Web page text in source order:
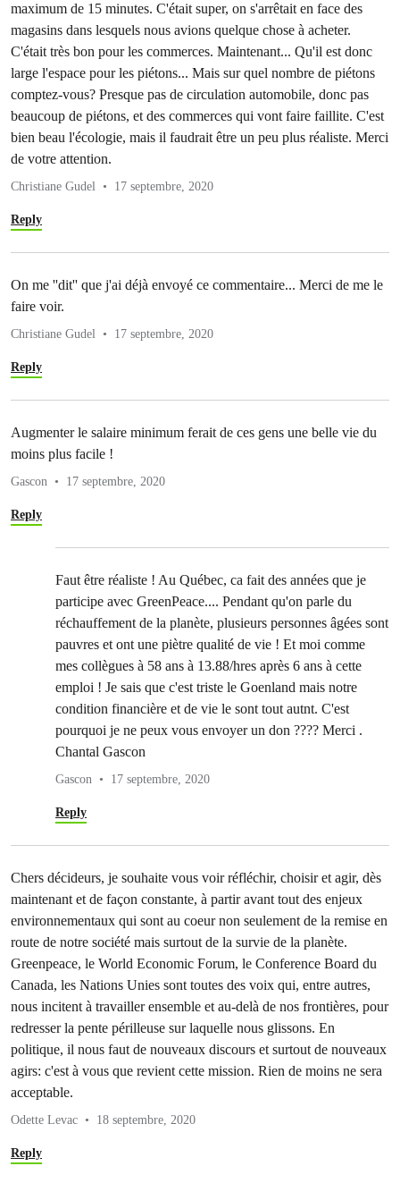
maximum de 15 minutes. C'était super, on s'arrêtait en face des
magasins dans lesquels nous avions quelque chose à acheter.
C'était très bon pour les commerces. Maintenant... Qu'il est donc
large l'espace pour les piétons... Mais sur quel nombre de piétons
comptez-vous? Presque pas de circulation automobile, donc pas
beaucoup de piétons, et des commerces qui vont faire faillite. C'est
bien beau l'écologie, mais il faudrait être un peu plus réaliste. Merci
de votre attention.
Christiane Gudel 17 septembre, 2020
Reply
On me ''dit'' que j'ai déjà envoyé ce commentaire... Merci de me le
faire voir.
Christiane Gudel 17 septembre, 2020
Reply
Augmenter le salaire minimum ferait de ces gens une belle vie du
moins plus facile !
Gascon 17 septembre, 2020
Reply
Faut être réaliste ! Au Québec, ca fait des années que je
participe avec GreenPeace.... Pendant qu'on parle du
réchauffement de la planète, plusieurs personnes âgées sont
pauvres et ont une piètre qualité de vie ! Et moi comme
mes collègues à 58 ans à 13.88/hres après 6 ans à cette
emploi ! Je sais que c'est triste le Goenland mais notre
condition financière et de vie le sont tout autnt. C'est
pourquoi je ne peux vous envoyer un don ???? Merci .
Chantal Gascon
Gascon 17 septembre, 2020
Reply
Chers décideurs, je souhaite vous voir réfléchir, choisir et agir, dès
maintenant et de façon constante, à partir avant tout des enjeux
environnementaux qui sont au coeur non seulement de la remise en
route de notre société mais surtout de la survie de la planète.
Greenpeace, le World Economic Forum, le Conference Board du
Canada, les Nations Unies sont toutes des voix qui, entre autres,
nous incitent à travailler ensemble et au-delà de nos frontières, pour
redresser la pente périlleuse sur laquelle nous glissons. En
politique, il nous faut de nouveaux discours et surtout de nouveaux
agirs: c'est à vous que revient cette mission. Rien de moins ne sera
acceptable.
Odette Levac 18 septembre, 2020
Reply